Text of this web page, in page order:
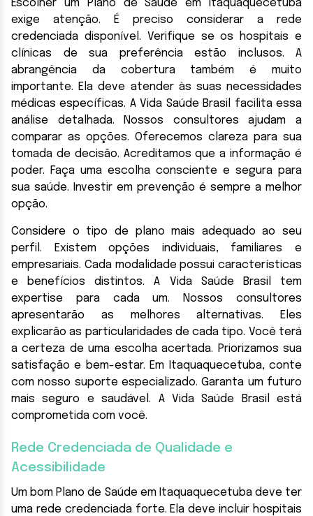
Escolher um Plano de Saúde em Itaquaquecetuba
exige atenção. É preciso considerar a rede
credenciada disponível. Verifique se os hospitais e
clínicas de sua preferência estão inclusos. A
abrangência da cobertura também é muito
importante. Ela deve atender às suas necessidades
médicas específicas. A Vida Saúde Brasil facilita essa
análise detalhada. Nossos consultores ajudam a
comparar as opções. Oferecemos clareza para sua
tomada de decisão. Acreditamos que a informação é
poder. Faça uma escolha consciente e segura para
sua saúde. Investir em prevenção é sempre a melhor
opção.
Considere o tipo de plano mais adequado ao seu
perfil. Existem opções individuais, familiares e
empresariais. Cada modalidade possui características
e benefícios distintos. A Vida Saúde Brasil tem
expertise para cada um. Nossos consultores
apresentarão as melhores alternativas. Eles
explicarão as particularidades de cada tipo. Você terá
a certeza de uma escolha acertada. Priorizamos sua
satisfação e bem-estar. Em Itaquaquecetuba, conte
com nosso suporte especializado. Garanta um futuro
mais seguro e saudável. A Vida Saúde Brasil está
comprometida com você.
Rede Credenciada de Qualidade e
Acessibilidade
Um bom Plano de Saúde em Itaquaquecetuba deve ter
uma rede credenciada forte. Ela deve incluir hospitais